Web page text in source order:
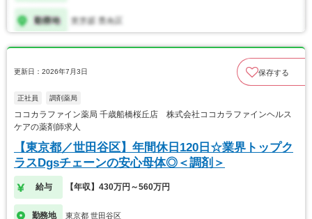
更新日：2026年7月3日 保存する
正社員 調剤薬局
ココカラファイン薬局 千歳船橋桜丘店 株式会社ココカラファインヘルス
ケアの薬剤師求人
【東京都／世田谷区】年間休日120日☆業界トップク
ラスDgsチェーンの安心母体◎＜調剤＞
給与 【年収】430万円～560万円
勤務地 東京都 世田谷区